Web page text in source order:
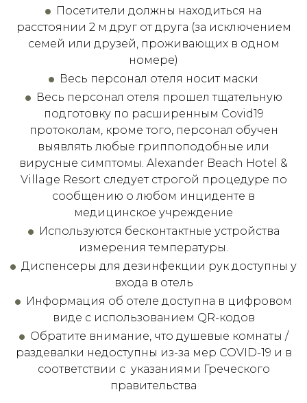
Посетители должны находиться на
расстоянии 2 м друг от друга (за исключением
семей или друзей, проживающих в одном
номере)
Весь персонал отеля носит маски
Весь персонал отеля прошел тщательную
подготовку по расширенным Covid19
протоколам, кроме того, персонал обучен
выявлять любые гриппоподобные или
вирусные симптомы. Alexander Beach Hotel &
Village Resort следует строгой процедуре по
сообщению о любом инциденте в
медицинское учреждение
Используются бесконтактные устройства
измерения температуры.
Диспенсеры для дезинфекции рук доступны у
входа в отель
Информация об отеле доступна в цифровом
виде с использованием QR-кодов
Обратите внимание, что душевые комнаты /
раздевалки недоступны из-за мер COVID-19 и в
соответствии с указаниями Греческого
правительства